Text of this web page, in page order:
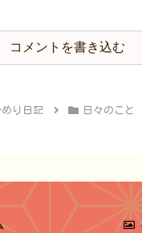
コメントを書き込む
めり日記 日々のこと